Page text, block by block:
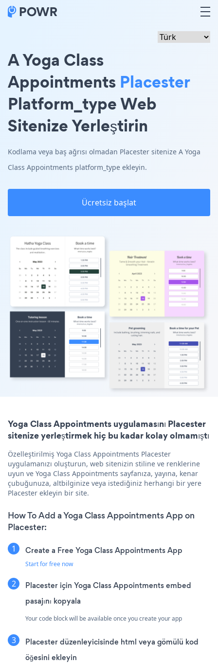
A Yoga Class
Appointments Placester
Platform_type Web
Sitenize Yerleştirin
Kodlama veya baş ağrısı olmadan Placester sitenize A Yoga
Class Appointments platform_type ekleyin.
Ücretsiz başlat
Yoga Class Appointments uygulamasını Placester
sitenize yerleştirmek hiç bu kadar kolay olmamıştı
Özelleştirilmiş Yoga Class Appointments Placester
uygulamanızı oluşturun, web sitenizin stiline ve renklerine
uyun ve Yoga Class Appointments sayfanıza, yayına, kenar
çubuğunuza, altbilginize veya istediğiniz herhangi bir yere
Placester ekleyin bir site.
How To Add a Yoga Class Appointments App on
Placester:
Create a Free Yoga Class Appointments App
Start for free now
Placester için Yoga Class Appointments embed
pasajını kopyala
Your code block will be available once you create your app
Placester düzenleyicisinde html veya gömülü kod
öğesini ekleyin